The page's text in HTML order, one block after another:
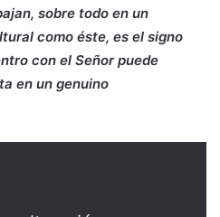
sobre todo en un
como éste, es el signo
con el Señor puede
en un genuino